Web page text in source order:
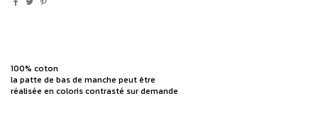
100% coton
la patte de bas de manche peut être
réalisée en coloris contrasté sur demande